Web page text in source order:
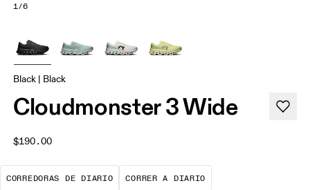
1/6
Black | Black
Cloudmonster 3 Wide
$190.00
CORREDORAS DE DIARIO
Las zapatillas de referencia para
CORRER A DIARIO
Rodajes de baja